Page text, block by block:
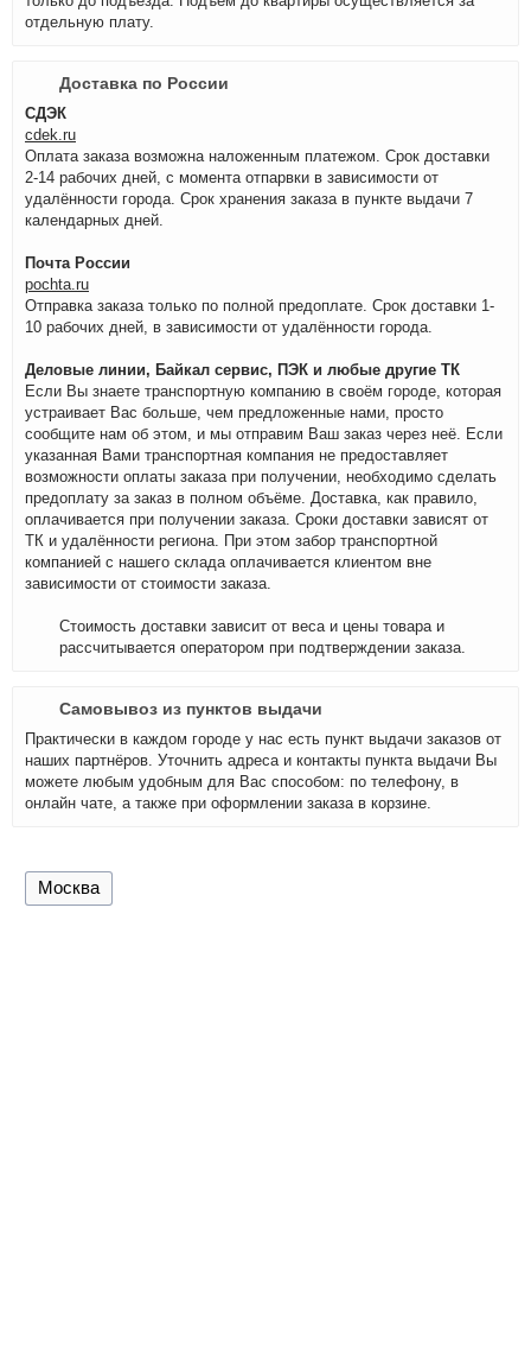
отдельную плату.
Доставка по России
СДЭК
cdek.ru
Оплата заказа возможна наложенным платежом. Срок доставки
2-14 рабочих дней, с момента отпарвки в зависимости от
удалённости города. Срок хранения заказа в пункте выдачи 7
календарных дней.
Почта России
pochta.ru
Отправка заказа только по полной предоплате. Срок доставки 1-
10 рабочих дней, в зависимости от удалённости города.
Деловые линии, Байкал сервис, ПЭК и любые другие ТК
Если Вы знаете транспортную компанию в своём городе, которая
устраивает Вас больше, чем предложенные нами, просто
сообщите нам об этом, и мы отправим Ваш заказ через неё. Если
указанная Вами транспортная компания не предоставляет
возможности оплаты заказа при получении, необходимо сделать
предоплату за заказ в полном объёме. Доставка, как правило,
оплачивается при получении заказа. Сроки доставки зависят от
ТК и удалённости региона. При этом забор транспортной
компанией с нашего склада оплачивается клиентом вне
зависимости от стоимости заказа.
Стоимость доставки зависит от веса и цены товара и
рассчитывается оператором при подтверждении заказа.
Самовывоз из пунктов выдачи
Практически в каждом городе у нас есть пункт выдачи заказов от
наших партнёров. Уточнить адреса и контакты пункта выдачи Вы
можете любым удобным для Вас способом: по телефону, в
онлайн чате, а также при оформлении заказа в корзине.
Москва